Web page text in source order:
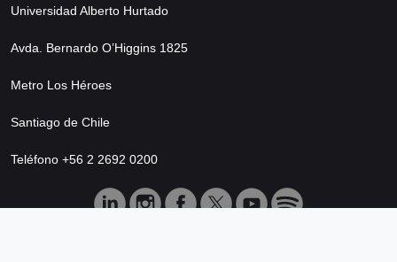
Universidad Alberto Hurtado
Avda. Bernardo O’Higgins 1825
Metro Los Héroes
Santiago de Chile
Teléfono +56 2 2692 0200